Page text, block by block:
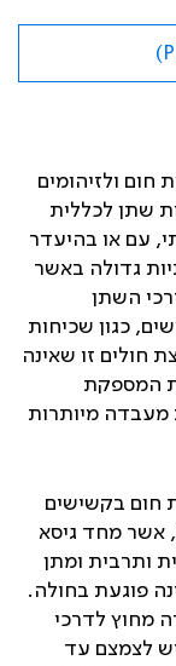
ולזיהומים
שתן לכללית
עם או בהיעדר
גדולה באשר
השתן
כגון שכיחות
חולים זו שאינה
המספקת
מעבדה מיותרות
חום בקשישים
אשר מחד גיסא
ותרבית ומתן
פוגעת בחולה.
מחוץ לדרכי
לצמצם עד